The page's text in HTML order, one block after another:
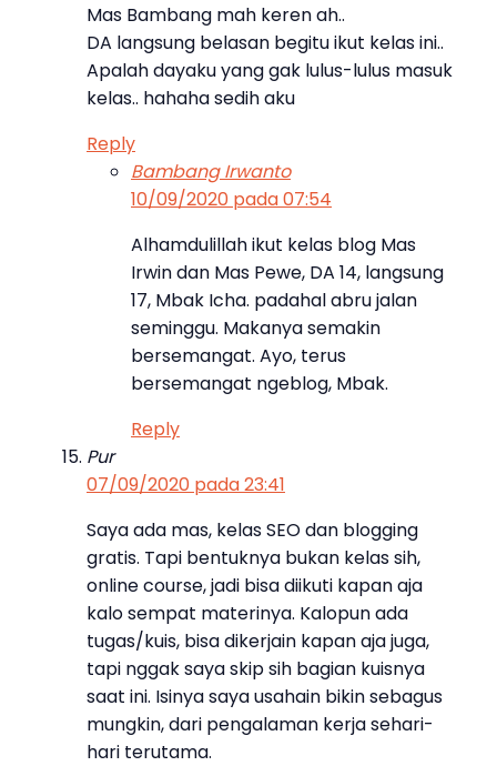
Mas Bambang mah keren ah..
DA langsung belasan begitu ikut kelas ini..
Apalah dayaku yang gak lulus-lulus masuk
kelas.. hahaha sedih aku
Reply
Bambang Irwanto
10/09/2020 pada 07:54
Alhamdulillah ikut kelas blog Mas
Irwin dan Mas Pewe, DA 14, langsung
17, Mbak Icha. padahal abru jalan
seminggu. Makanya semakin
bersemangat. Ayo, terus
bersemangat ngeblog, Mbak.
Reply
Pur
07/09/2020 pada 23:41
Saya ada mas, kelas SEO dan blogging
gratis. Tapi bentuknya bukan kelas sih,
online course, jadi bisa diikuti kapan aja
kalo sempat materinya. Kalopun ada
tugas/kuis, bisa dikerjain kapan aja juga,
tapi nggak saya skip sih bagian kuisnya
saat ini. Isinya saya usahain bikin sebagus
mungkin, dari pengalaman kerja sehari-
hari terutama.